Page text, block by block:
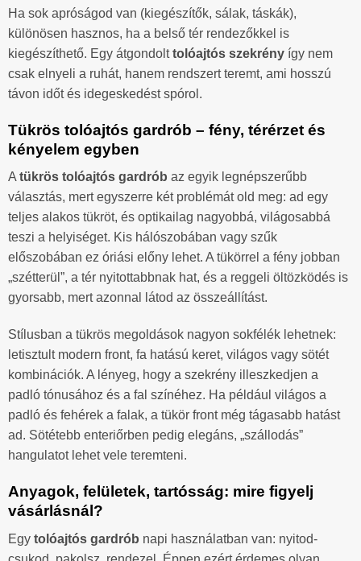
Ha sok apróságod van (kiegészítők, sálak, táskák),
különösen hasznos, ha a belső tér rendezőkkel is
kiegészíthető. Egy átgondolttolóajtós szekrény így nem
csak elnyeli a ruhát, hanem rendszert teremt, ami hosszú
távon időt és idegeskedést spórol.
Tükrös tolóajtós gardrób – fény, térérzet és
kényelem egyben
Atükrös tolóajtós gardrób az egyik legnépszerűbb
választás, mert egyszerre két problémát old meg: ad egy
teljes alakos tükröt, és optikailag nagyobbá, világosabbá
teszi a helyiséget. Kis hálószobában vagy szűk
előszobában ez óriási előny lehet. A tükörrel a fény jobban
„szétterül”, a tér nyitottabbnak hat, és a reggeli öltözködés is
gyorsabb, mert azonnal látod az összeállítást.
Stílusban a tükrös megoldások nagyon sokfélék lehetnek:
letisztult modern front, fa hatású keret, világos vagy sötét
kombinációk. A lényeg, hogy a szekrény illeszkedjen a
padló tónusához és a fal színéhez. Ha például világos a
padló és fehérek a falak, a tükör front még tágasabb hatást
ad. Sötétebb enteriőrben pedig elegáns, „szállodás”
hangulatot lehet vele teremteni.
Anyagok, felületek, tartósság: mire figyelj
vásárlásnál?
Egy tolóajtós gardrób napi használatban van: nyitod-